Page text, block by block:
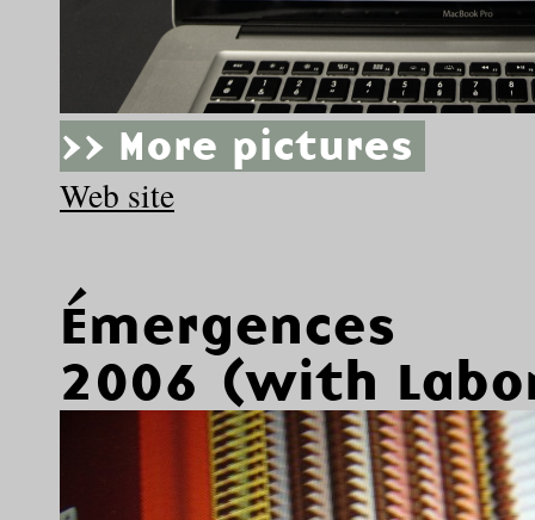
>> More pictures
Web site
Émergences
2006 (with